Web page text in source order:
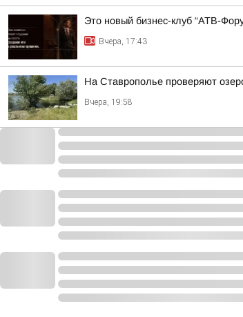
Это новый бизнес-клуб “АТВ-
Вчера, 17:43
На Ставрополье проверяют
Вчера, 19:58